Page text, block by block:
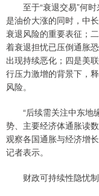
至于“衰退交易”何时
是油价大涨的同时，中
衰退风险的重要表征；
着衰退担忧已压倒通胀
出现持续恶化；四是美
行压力激增的背景下，
风险。
“后续需关注中东地
势、主要经济体通胀读
观察各国通胀与经济增
记者表示。
财政可持续性隐忧制